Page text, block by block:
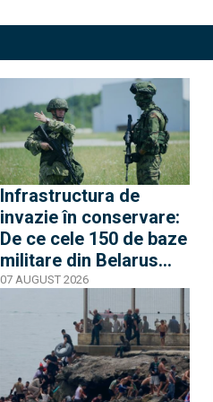
Infrastructura de
invazie în conservare:
De ce cele 150 de baze
militare din Belarus
obligă Kievul să
mențină o prezenta
militară puternică la
frontiera de nord
07 AUGUST 2026